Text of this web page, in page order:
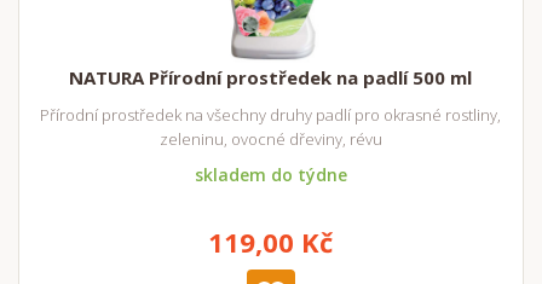
NATURA Přírodní prostředek na padlí 500 ml
Přírodní prostředek na všechny druhy padlí pro okrasné rostliny,
zeleninu, ovocné dřeviny, révu
skladem do týdne
119,00 Kč